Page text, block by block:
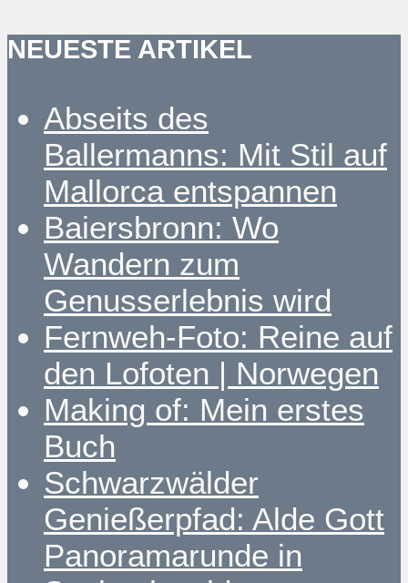
NEUESTE ARTIKEL
Abseits des
Ballermanns: Mit Stil auf
Mallorca entspannen
Baiersbronn: Wo
Wandern zum
Genusserlebnis wird
Fernweh-Foto: Reine auf
den Lofoten | Norwegen
Making of: Mein erstes
Buch
Schwarzwälder
Genießerpfad: Alde Gott
Panoramarunde in